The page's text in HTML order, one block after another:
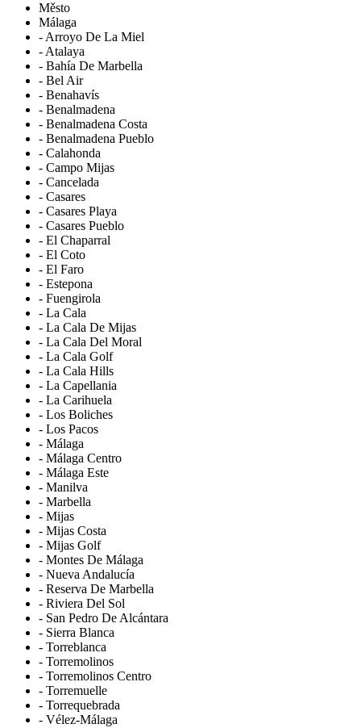
Město
Málaga
- Arroyo De La Miel
- Atalaya
- Bahía De Marbella
- Bel Air
- Benahavís
- Benalmadena
- Benalmadena Costa
- Benalmadena Pueblo
- Calahonda
- Campo Mijas
- Cancelada
- Casares
- Casares Playa
- Casares Pueblo
- El Chaparral
- El Coto
- El Faro
- Estepona
- Fuengirola
- La Cala
- La Cala De Mijas
- La Cala Del Moral
- La Cala Golf
- La Cala Hills
- La Capellania
- La Carihuela
- Los Boliches
- Los Pacos
- Málaga
- Málaga Centro
- Málaga Este
- Manilva
- Marbella
- Mijas
- Mijas Costa
- Mijas Golf
- Montes De Málaga
- Nueva Andalucía
- Reserva De Marbella
- Riviera Del Sol
- San Pedro De Alcántara
- Sierra Blanca
- Torreblanca
- Torremolinos
- Torremolinos Centro
- Torremuelle
- Torrequebrada
- Vélez-Málaga